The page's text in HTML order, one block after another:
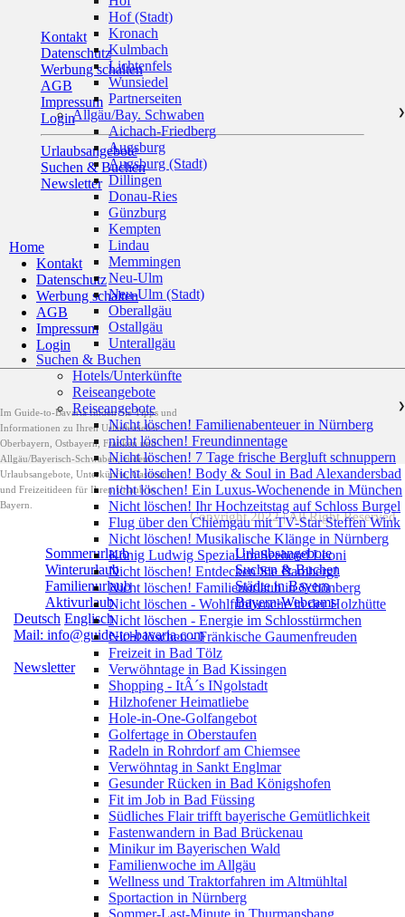
Kontakt
Datenschutz
Werbung schalten
AGB
Impressum
Login
Urlaubsangebote
Suchen & Buchen
Newsletter
Home
Kontakt
Datenschutz
Werbung schalten
AGB
Impressum
Login
Im Guide-to-Bavaria finden Sie Tipps und
Informationen zu Ihren Urlaubszielen
Oberbayern, Ostbayern, Franken und
Allgäu/Bayerisch-Schwaben, zudem
Urlaubsangebote, Unterkünfte, Gastromie
und Freizeitideen für Ihren Urlaub in
Bayern.
Sommerurlaub
Winterurlaub
Familienurlaub
Aktivurlaub
Urlaubsangebote
Suchen & Buchen
Städte in Bayern
Bayern-Webcams
Deutsch Englisch
Mail: info@guide-to-bavaria.com
Newsletter
Copyright 2022 | All Right Reserved
Hof (Stadt)
Kronach
Kulmbach
Lichtenfels
Wunsiedel
Partnerseiten
Allgäu/Bay. Schwaben
❯
Aichach-Friedberg
Augsburg
Augsburg (Stadt)
Dillingen
Donau-Ries
Günzburg
Kempten
Lindau
Memmingen
Neu-Ulm
Neu-Ulm (Stadt)
Oberallgäu
Ostallgäu
Unterallgäu
Suchen & Buchen
Hotels/Unterkünfte
Reiseangebote
Reiseangebote
❯
Nicht löschen! Familienabenteuer in Nürnberg
nicht löschen! Freundinnentage
Nicht löschen! 7 Tage frische Bergluft schnuppern
Nicht löschen! Body & Soul in Bad Alexandersbad
nicht löschen! Ein Luxus-Wochenende in München
Nicht löschen! Ihr Hochzeitstag auf Schloss Burgel
Flug über den Chiemgau mit TV-Star Steffen Wink
Nicht löschen! Musikalische Klänge in Nürnberg
König Ludwig Spezial im Seehotel Leoni
Nicht löschen! Entdecken Sie Bamberg!
Nicht löschen! Familienurlaub in Schönberg
Nicht löschen - Wohlfühlwoche in der Holzhütte
Nicht löschen - Energie im Schlosstürmchen
Nicht löschen - Fränkische Gaumenfreuden
Freizeit in Bad Tölz
Verwöhntage in Bad Kissingen
Shopping - ItÂ´s INgolstadt
Hilzhofener Heimatliebe
Hole-in-One-Golfangebot
Golfertage in Oberstaufen
Radeln in Rohrdorf am Chiemsee
Verwöhntag in Sankt Englmar
Gesunder Rücken in Bad Königshofen
Fit im Job in Bad Füssing
Südliches Flair trifft bayerische Gemütlichkeit
Fastenwandern in Bad Brückenau
Minikur im Bayerischen Wald
Familienwoche im Allgäu
Wellness und Traktorfahren im Altmühltal
Sportaction in Nürnberg
Sommer-Last-Minute in Thurmansbang